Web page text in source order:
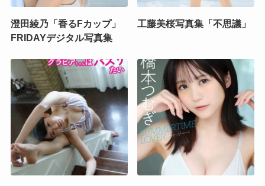
澄田綾乃「香るFカップ」
FRIDAYデジタル写真集
工藤美桜写真集「不思議」